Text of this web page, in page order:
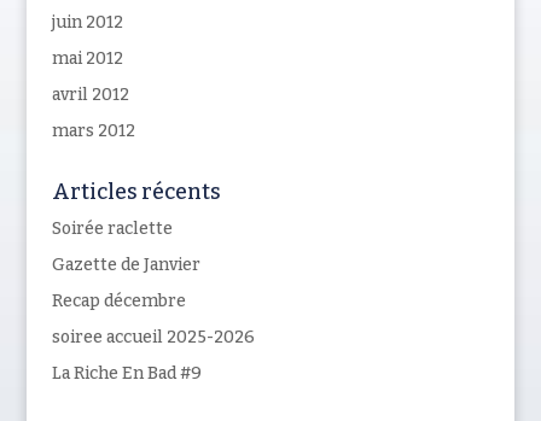
juin 2012
mai 2012
avril 2012
mars 2012
Articles récents
Soirée raclette
Gazette de Janvier
Recap décembre
soiree accueil 2025-2026
La Riche En Bad #9